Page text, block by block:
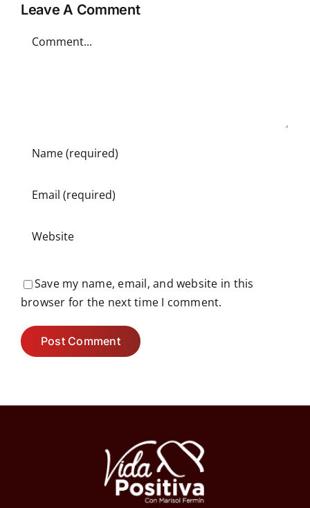
Leave A Comment
Save my name, email, and website in this
browser for the next time I comment.